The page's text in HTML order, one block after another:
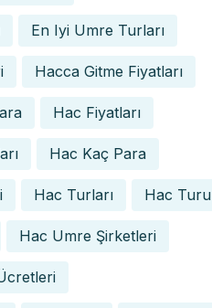
En Iyi Umre Turları
Hacca Gitme Fiyatları
Hac Fiyatları
Hac Kaç Para
Hac Turları Hac Turu
Hac Umre Şirketleri